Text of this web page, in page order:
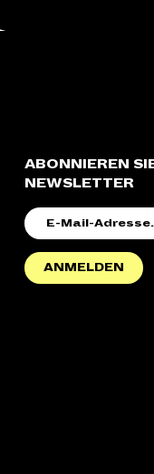
ABONNIEREN
NEWSLETTER
MAIL-
ANMELDEN